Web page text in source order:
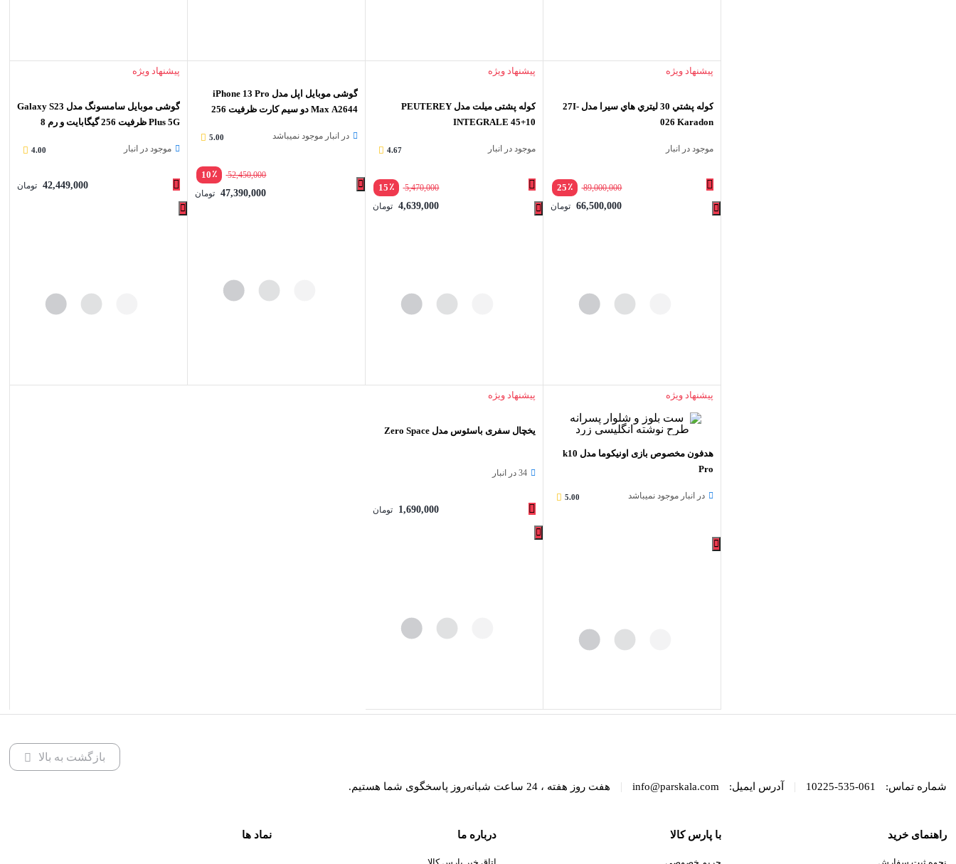
پیشنهاد ویژه
کوله پشتي 30 ليتري هاي سيرا مدل 27I-
026 Karadon
موجود در انبار
٪ 25 89,000,000
66,500,000 تومان
پیشنهاد ویژه
کوله پشتی میلت مدل PEUTEREY
INTEGRALE 45+10
موجود در انبار 4.67
٪ 15 5,470,000
4,639,000 تومان
گوشی موبایل اپل مدل iPhone 13 Pro
Max A2644 دو سیم‌ کارت ظرفیت 256
در انبار موجود نمیباشد 5.00
٪ 10 52,450,000
47,390,000 تومان
پیشنهاد ویژه
گوشی موبایل سامسونگ مدل Galaxy S23
Plus 5G ظرفیت 256 گیگابایت و رم 8
موجود در انبار 4.00
42,449,000 تومان
پیشنهاد ویژه
هدفون مخصوص بازی اونیکوما مدل k10
Pro
در انبار موجود نمیباشد 5.00
پیشنهاد ویژه
یخچال سفری باسئوس مدل Zero Space
34 در انبار
1,690,000 تومان
بازگشت به بالا
شماره تماس: 061-535-10225
| آدرس ایمیل: info@parskala.com
| هفت روز هفته ، 24 ساعت شبانه‌روز پاسخگوی شما هستیم.
راهنمای خرید با پارس کالا درباره ما نماد ها